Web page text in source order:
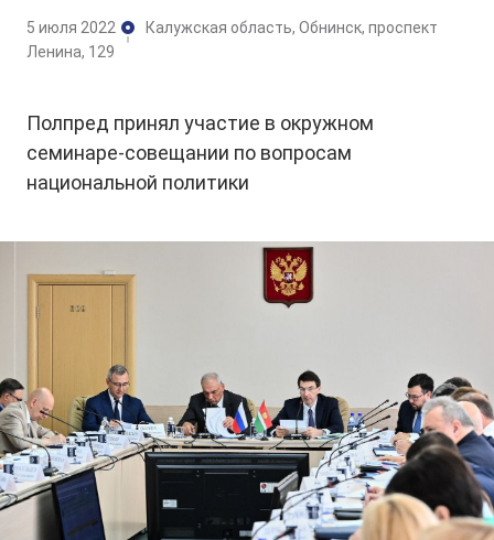
5 июля 2022
Калужская область, Обнинск, проспект
Ленина, 129
Полпред принял участие в окружном
семинаре-совещании по вопросам
национальной политики